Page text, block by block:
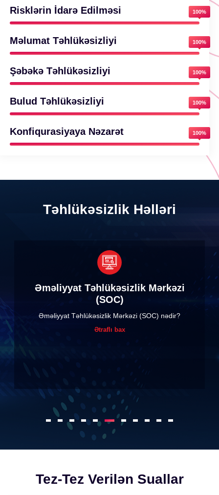
Risklərin İdarə Edilməsi 100%
Məlumat Təhlükəsizliyi 100%
Şəbəkə Təhlükəsizliyi 100%
Bulud Təhlükəsizliyi 100%
Konfiqurasiyaya Nəzarət 100%
Təhlükəsizlik Həlləri
Endpoint Security
Endpoint security nədir?
Ətraflı bax
Tez-Tez Verilən Suallar